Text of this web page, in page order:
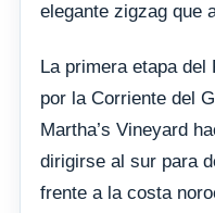
elegante zigzag que
La primera etapa
por la Corriente del
Martha’s Vineyard
dirigirse al sur para
frente a la costa